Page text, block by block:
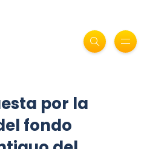
por la
fondo